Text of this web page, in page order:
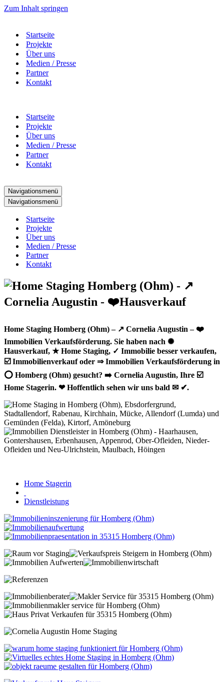
Zum Inhalt springen
Startseite
Projekte
Über uns
Medien / Presse
Partner
Kontakt
Startseite
Projekte
Über uns
Medien / Presse
Partner
Kontakt
Navigationsmenü
Navigationsmenü
Startseite
Projekte
Über uns
Medien / Presse
Partner
Kontakt
Home Staging Homberg (Ohm) – ↗️ Cornelia Augustin – ❤️
Immobilien Verkaufsförderung. Sie haben nach ✺
Hausverkauf, ★ Home Staging, ✓ Immobilie besser verkaufen,
☑️ Immobilienverkauf oder ⇒ Immobilien Verkaufsförderung in
⭕ Homberg (Ohm) gesucht? ➡️ Cornelia Augustin, Ihre ☑️
Home Stagerin. ❤ Hoffentlich sehen wir uns bald ✉ ✔.
Home Stagerin
Dienstleistung